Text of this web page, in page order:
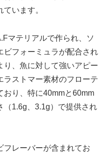
います。
マテリアルで作られ、ソ
ビフォーミュラが配合され
り、魚に対して強いアピー
ラストマー素材のフローテ
おり、特に40mmと60mm
（1.6g、3.1g）で提供され
フレーバーが含まれてお